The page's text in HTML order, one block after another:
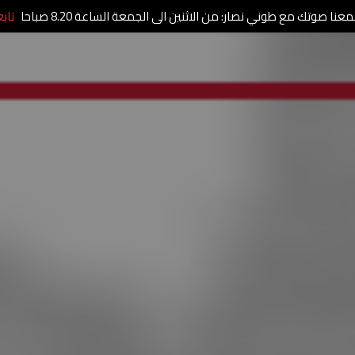
صوتك مع طوني نصار: من الاثنين الى الجمعة الساعة 8.20 صباحا